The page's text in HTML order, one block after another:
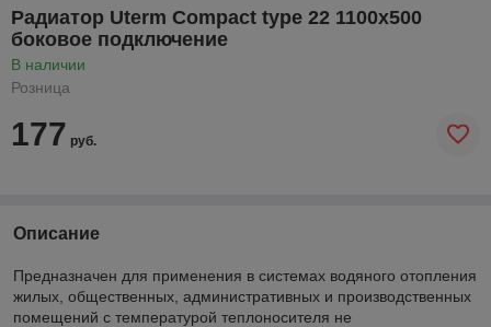
Радиатор Uterm Compact type 22 1100x500
боковое подключение
В наличии
Розница
177 руб.
Описание
Предназначен для применения в системах водяного отопления
жилых, общественных, административных и производственных
помещений с температурой теплоносителя не